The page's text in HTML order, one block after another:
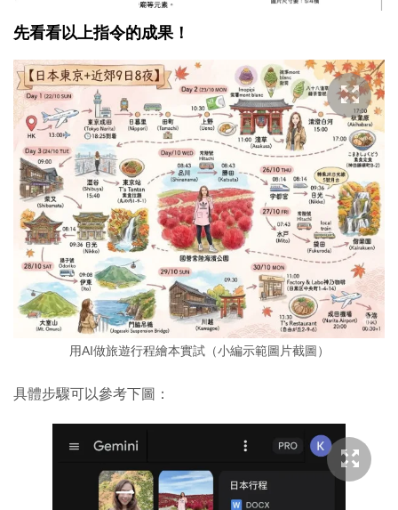
先看看以上指令的成果！
用AI做旅遊行程繪本實試（小編示範圖片截圖）
具體步驟可以參考下圖：